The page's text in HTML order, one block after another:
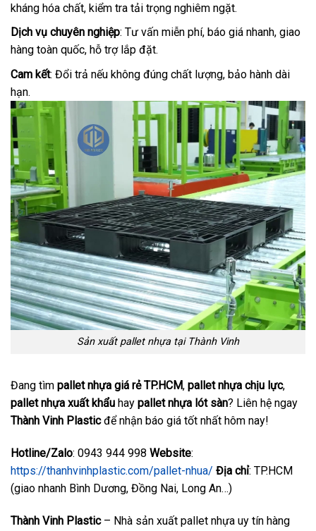
kháng hóa chất, kiểm tra tải trọng nghiêm ngặt.
Dịch vụ chuyên nghiệp: Tư vấn miễn phí, báo giá nhanh, giao
hàng toàn quốc, hỗ trợ lắp đặt.
Cam kết: Đổi trả nếu không đúng chất lượng, bảo hành dài
hạn.
Sản xuất pallet nhựa tại Thành Vinh
Đang tìm pallet nhựa giá rẻ TP.HCM, pallet nhựa chịu lực,
pallet nhựa xuất khẩu hay pallet nhựa lót sàn? Liên hệ ngay
Thành Vinh Plasticđể nhận báo giá tốt nhất hôm nay!
Hotline/Zalo: 0943 944 998 Website:
https://thanhvinhplastic.com/pallet-nhua/ Địa chỉ: TP.HCM
(giao nhanh Bình Dương, Đồng Nai, Long An…)
Thành Vinh Plastic– Nhà sản xuất pallet nhựa uy tín hàng